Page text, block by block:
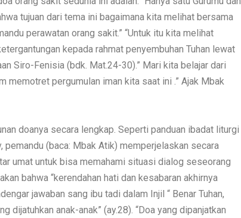
tujuan dari tema ini bagaimana kita melihat bersama
perawatan orang sakit.” “Untuk itu kita melihat
kepada rahmat penyembuhan Tuhan lewat
Siro-Fenisia (bdk. Mat.24-30).” Mari kita belajar dari
memotret pergumulan iman kita saat ini .” Ajak Mbak
doanya secara lengkap. Seperti panduan ibadat liturgi
pemandu (baca: Mbak Atik) memperjelaskan secara
umat untuk bisa memahami situasi dialog seseorang
bahwa “kerendahan hati dan kesabaran akhirnya
jawaban sang ibu tadi dalam Injil “ Benar Tuhan,
dijatuhkan anak-anak” (ay.28). “Doa yang dipanjatkan